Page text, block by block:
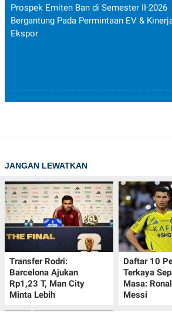
Prospek Emiten Ban di Semester II-2026
Bergantung Pada Permintaan EV &
Ekspor
JANGAN LEWATKAN
Transfer Rodri:
Barcelona Ajukan
Rp1,23 T, Man City
Minta Lebih
Daftar 10
Terkaya
Masa:
Messi